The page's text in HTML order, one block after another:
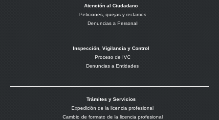
Atención al Ciudadano
Peticiones, quejas y reclamos
Denuncias a Personal
Inspección, Vigilancia y Control
Proceso de IVC
Denuncias a Entidades
Trámites y Servicios
Expedición de la licencia profesional
Cambio de formato de la licencia profesional